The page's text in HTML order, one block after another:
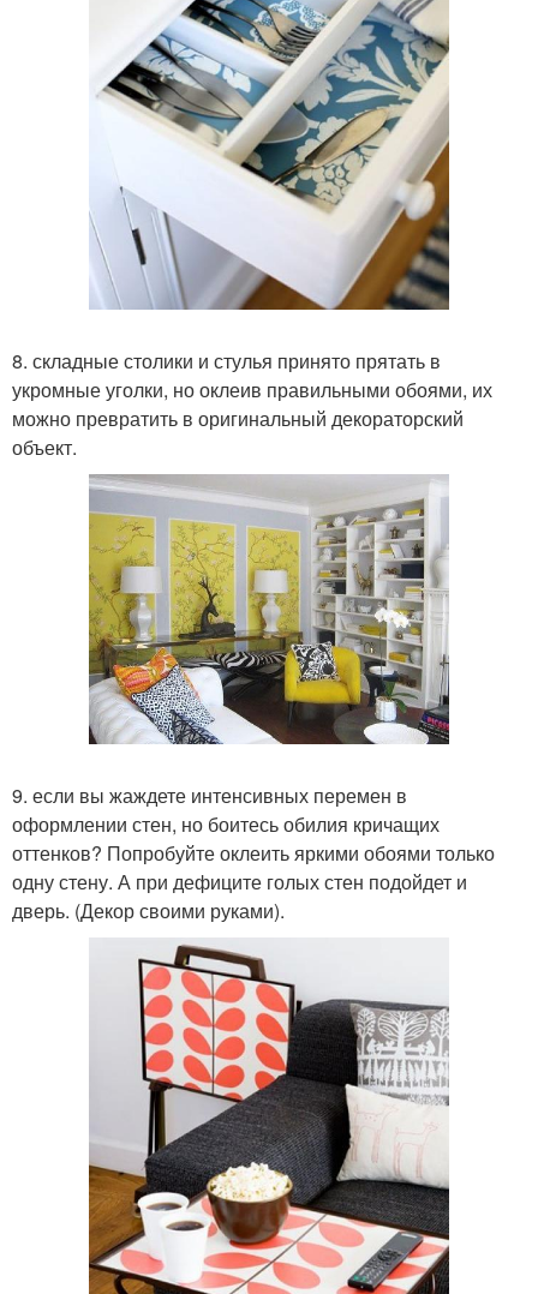
8. складные столики и стулья принято прятать в
укромные уголки, но оклеив правильными обоями, их
можно превратить в оригинальный декораторский
объект.
9. если вы жаждете интенсивных перемен в
оформлении стен, но боитесь обилия кричащих
оттенков? Попробуйте оклеить яркими обоями только
одну стену. А при дефиците голых стен подойдет и
дверь. (Декор своими руками).